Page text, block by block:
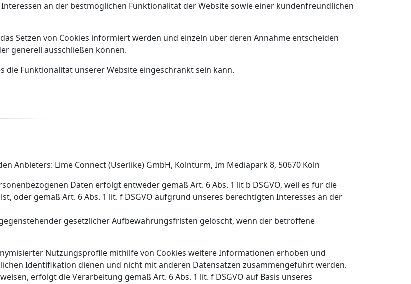
an der bestmöglichen Funktionalität der Website sowie einer kundenfreundlichen
Setzen von Cookies informiert werden und einzeln über deren Annahme entscheiden
generell ausschließen können.
die Funktionalität unserer Website eingeschränkt sein kann.
Anbieters: Lime Connect (Userlike) GmbH, Kölnturm, Im Mediapark 8, 50670 Köln
Daten erfolgt entweder gemäß Art. 6 Abs. 1 lit b DSGVO, weil es für die
oder gemäß Art. 6 Abs. 1 lit. f DSGVO aufgrund unseres berechtigten Interesses an der
gesetzlicher Aufbewahrungsfristen gelöscht, wenn der betroffene
Nutzungsprofile mithilfe von Cookies weitere Informationen erhoben und
Identifikation dienen und nicht mit anderen Datensätzen zusammengeführt werden.
erfolgt die Verarbeitung gemäß Art. 6 Abs. 1 lit. f DSGVO auf Basis unseres